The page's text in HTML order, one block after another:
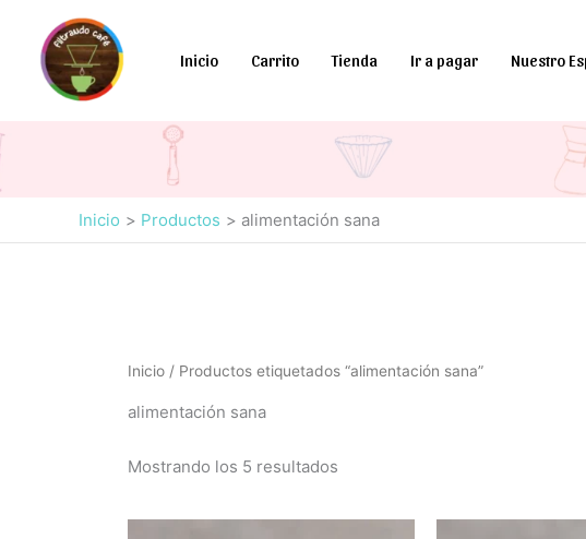
contenido
Inicio Carrito Tienda Ir a pagar Nuestro
Inicio Productos alimentación sana
Inicio / Productos etiquetados “alimentación sana”
alimentación sana
Mostrando los 5 resultados